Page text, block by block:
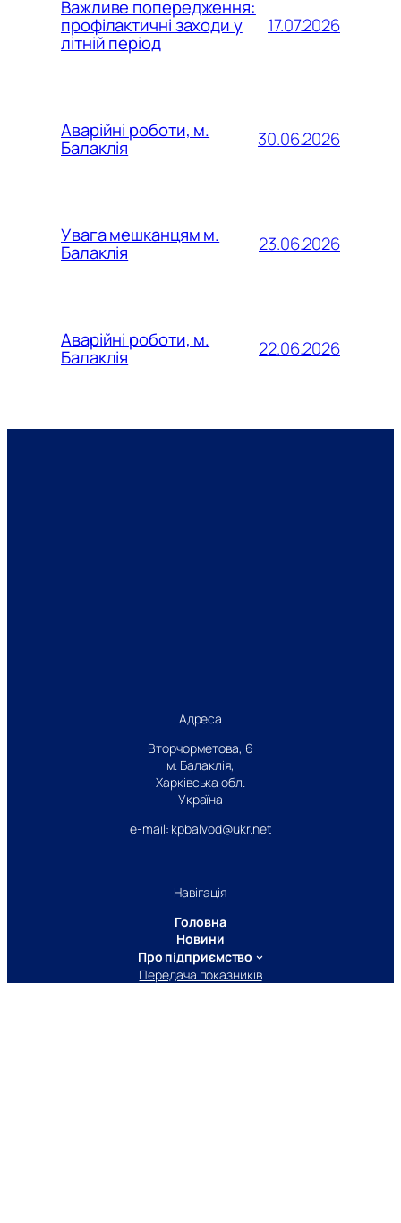
Важливе попередження:
профілактичні заходи у
літній період
17.07.2026
Аварійні роботи, м.
Балаклія 30.06.2026
Увага мешканцям м.
Балаклія 23.06.2026
Аварійні роботи, м.
Балаклія 22.06.2026
Адреса
Вторчорметова, 6
м. Балаклія,
Харківська обл.
Україна
e-mail: kpbalvod@ukr.net
Навігація
Головна
Новини
Про підприємство
Передача показників